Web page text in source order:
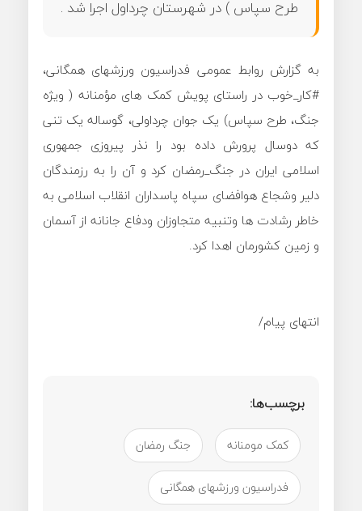
طرح سپاس ) در شهرستان چرداول اجرا شد .
به گزارش روابط عمومی فدراسیون ورزشهای همگانی،
#کار_خوب در راستای پویش کمک های مؤمنانه ( ویژه
جنگ، طرح سپاس) یک جوان چرداولی، گوساله یک تنی
که دوسال پرورش داده بود را نذر پیروزی جمهوری
اسلامی ایران در جنگ_رمضان کرد و آن را به رزمندگان
دلیر وشجاع هوافضای سپاه پاسداران انقلاب اسلامی به
خاطر رشادت ها وتنبیه متجاوزان ودفاع جانانه از آسمان
و زمین کشورمان اهدا کرد.
انتهای پیام/
برچسب‌ها:
کمک مومنانه جنگ رمضان
فدراسیون ورزشهای همگانی